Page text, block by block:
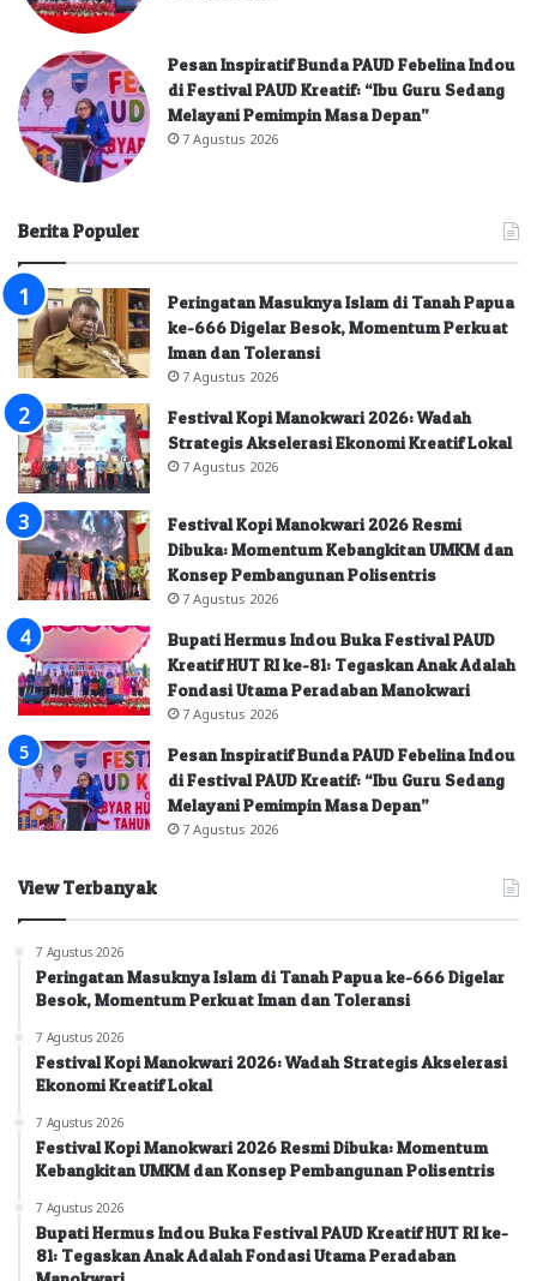
Pesan Inspiratif Bunda PAUD Febelina Indou
di Festival PAUD Kreatif: “Ibu Guru Sedang
Melayani Pemimpin Masa Depan”
7 Agustus 2026
Berita Populer
Peringatan Masuknya Islam di Tanah Papua
ke-666 Digelar Besok, Momentum Perkuat
Iman dan Toleransi
7 Agustus 2026
Festival Kopi Manokwari 2026: Wadah
Strategis Akselerasi Ekonomi Kreatif Lokal
7 Agustus 2026
Festival Kopi Manokwari 2026 Resmi
Dibuka: Momentum Kebangkitan UMKM dan
Konsep Pembangunan Polisentris
7 Agustus 2026
Bupati Hermus Indou Buka Festival PAUD
Kreatif HUT RI ke-81: Tegaskan Anak Adalah
Fondasi Utama Peradaban Manokwari
7 Agustus 2026
Pesan Inspiratif Bunda PAUD Febelina Indou
di Festival PAUD Kreatif: “Ibu Guru Sedang
Melayani Pemimpin Masa Depan”
7 Agustus 2026
View Terbanyak
7 Agustus 2026
Peringatan Masuknya Islam di Tanah Papua ke-666 Digelar
Besok, Momentum Perkuat Iman dan Toleransi
7 Agustus 2026
Festival Kopi Manokwari 2026: Wadah Strategis Akselerasi
Ekonomi Kreatif Lokal
7 Agustus 2026
Festival Kopi Manokwari 2026 Resmi Dibuka: Momentum
Kebangkitan UMKM dan Konsep Pembangunan Polisentris
7 Agustus 2026
Bupati Hermus Indou Buka Festival PAUD Kreatif HUT RI ke-
81: Tegaskan Anak Adalah Fondasi Utama Peradaban